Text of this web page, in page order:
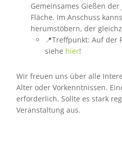
Gemeinsames Gießen
Fläche. Im Anschuss
herumstöbern, der
📍Treffpunkt: Auf der
siehe hier!
Wir freuen uns über alle
Alter oder Vorkenntnissen.
erforderlich. Sollte es stark
Veranstaltung aus.